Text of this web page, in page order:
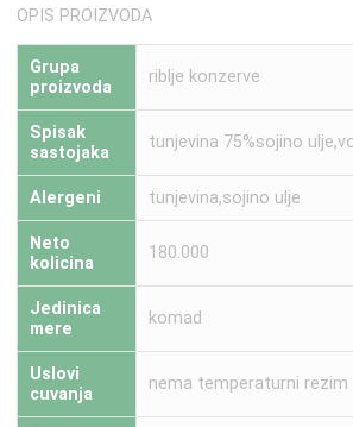
OPIS PROIZVODA
Grupa
proizvoda
riblje konzerve
Spisak
sastojaka
tunjevina 75%sojino
Alergeni tunjevina,sojino ulje
Neto
kolicina
180.000
Jedinica
mere
komad
Uslovi
cuvanja
nema temperaturni rezim